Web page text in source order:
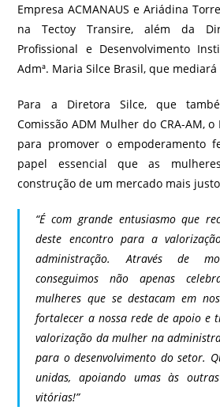
Empresa ACMANAUS e Ariádina
na Tectoy Transire, além da
Profissional e Desenvolvimento
Admª. Maria Silce Brasil, que
Para a Diretora Silce, que
Comissão ADM Mulher do CRA-AM,
para promover o empoderamento
papel essencial que as
construção de um mercado mais
“É com grande entusiasmo que
deste encontro para a
administração. Através de
conseguimos não apenas
mulheres que se destacam em
fortalecer a nossa rede de apoio e
valorização da mulher na
para o desenvolvimento do setor.
unidas, apoiando umas às
vitórias!”